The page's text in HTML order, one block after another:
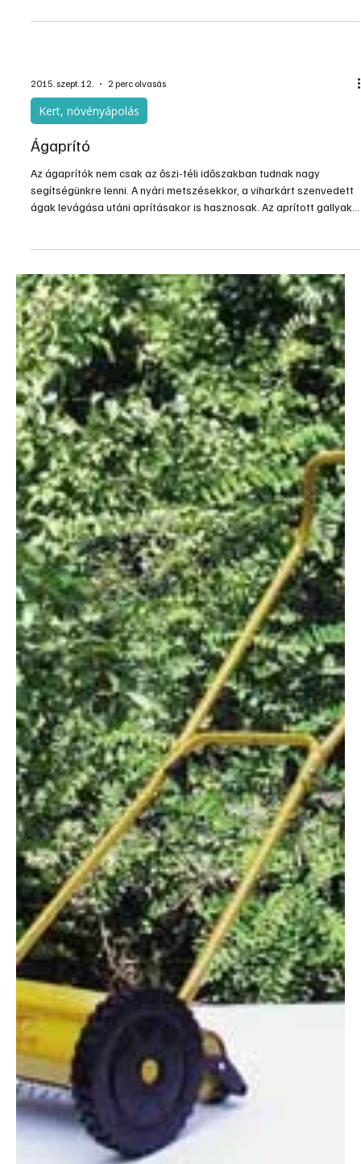
2015. szept. 12. 2 perc olvasás
Kert, növényápolás
Ágaprító
Az ágaprítók nem csak az őszi-téli időszakban tudnak nagy
hamarabb lebomlanak, így visszajuttatva a bennük lévő
tápanyagokat a természet körforgásába. Most, hogy
rendszeressé váltak a tűzgyújtási tilalmak, ezek az eszközök
nyáron is felértékelődtek.